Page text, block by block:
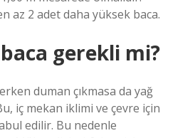
az 2 adet daha yüksek baca.
gerekli mi?
duman çıkmasa da yağ
iç mekan iklimi ve çevre için
edilir. Bu nedenle